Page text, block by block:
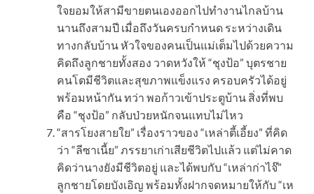
ใจยอมให้สามีขายตนเองออกไปทำงานไกลบ้าน
นานถึงสามปี เมื่อถึงวันครบกำหนด ระหว่างเดิน
ทางกลับบ้าน หัวใจของคนเป็นแม่เต็มไปด้วยความ
คิดถึงลูกชายทั้งสอง วาดหวังให้ “ชุงป้อ” บุตรชาย
คนโตมีชีวิตและสุขภาพแข็งแรง ครอบครัวได้อยู่
พร้อมหน้ากัน ทว่า พอก้าวเข้าประตูบ้าน สิ่งที่พบ
คือ “ชุงป้อ” กลับป่วยหนักจนแทบไม่ไหว
“สารโยงสายใย” เรื่องราวของ “เหล่าตี้เอี้ยง” ที่คิด
ว่า “ลีซาเนี้ย” ภรรยาเก่าเสียชีวิตไปแล้ว แต่ไม่คาด
คิดว่านางยังมีชีวิตอยู่ และได้พบกับ “เหล่าก่าไจ๊”
ลูกชายโดยบังเอิญ พร้อมทั้งฝากจดหมายให้กับ “เห